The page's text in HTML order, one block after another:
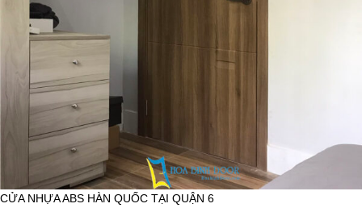
CỬA NHỰA ABS HÀN QUỐC TẠI QUẬN 6